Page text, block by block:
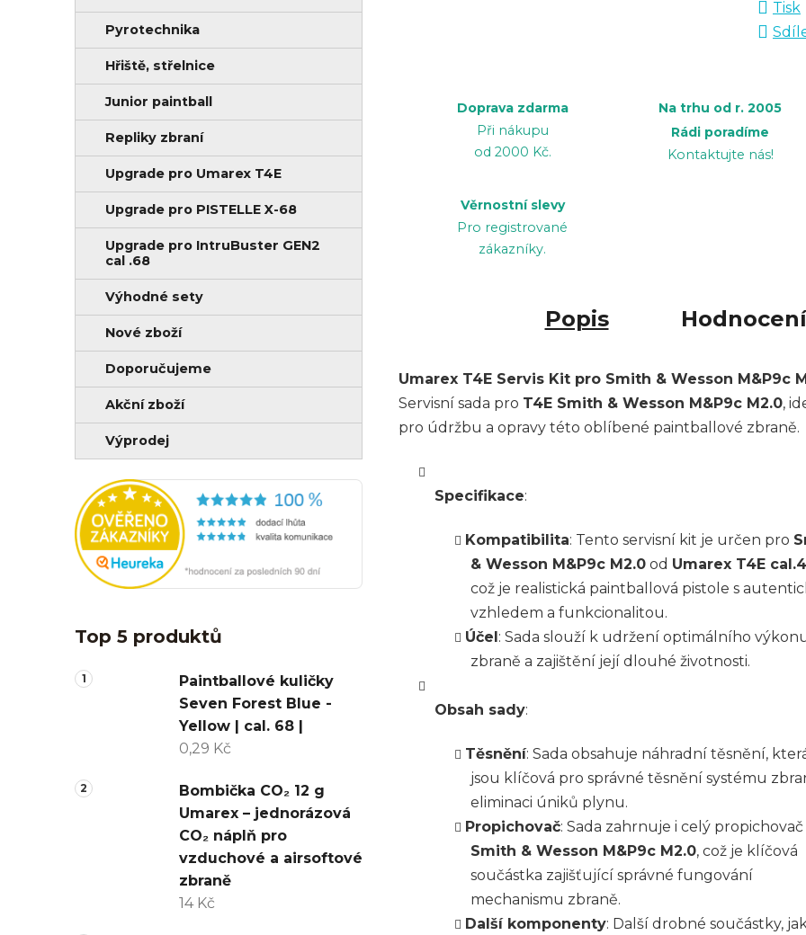
Pyrotechnika
Hřiště, střelnice
Junior paintball
Repliky zbraní
Upgrade pro Umarex T4E
Upgrade pro PISTELLE X-68
Upgrade pro IntruBuster GEN2
cal .68
Výhodné sety
Nové zboží
Doporučujeme
Akční zboží
Výprodej
Top 5 produktů
Paintballové kuličky
Seven Forest Blue -
Yellow | cal. 68 |
0,29 Kč
Bombička CO₂ 12 g
Umarex – jednorázová
CO₂ náplň pro
vzduchové a airsoftové
zbraně
14 Kč
Tisk
Doprava zdarma
Při nákupu
od 2000 Kč.
Na trhu od r. 2005
Rádi poradíme
Kontaktujte nás!
Věrnostní slevy
Pro registrované
zákazníky.
Popis Hodnocení
Umarex T4E Servis Kit pro Smith & Wesson M&P9c
Servisní sada pro T4E Smith & Wesson M&P9c M2.0,
pro údržbu a opravy této oblíbené paintballové zbraně.
Specifikace:
Kompatibilita: Tento servisní kit je určen pro
& Wesson M&P9c M2.0 od Umarex T4E
což je realistická paintballová pistole s
vzhledem a funkcionalitou.
Účel: Sada slouží k udržení optimálního
zbraně a zajištění její dlouhé životnosti.
Obsah sady:
Těsnění: Sada obsahuje náhradní těsnění,
jsou klíčová pro správné těsnění systému
eliminaci úniků plynu.
Propichovač: Sada zahrnuje i celý
Smith & Wesson M&P9c M2.0, což je klíčová
součástka zajišťující správné fungování
mechanismu zbraně.
Další komponenty: Další drobné součástky,